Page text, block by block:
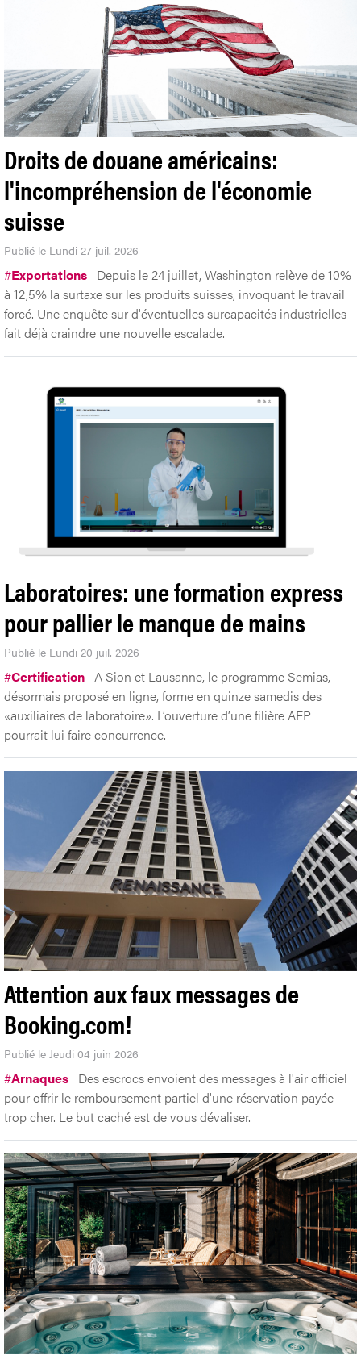
Droits de douane américains:
l'incompréhension de l'économie
suisse
Publié le Lundi 27 juil. 2026
#Exportations Depuis le 24 juillet, Washington relève de 10%
à 12,5% la surtaxe sur les produits suisses, invoquant le travail
forcé. Une enquête sur d'éventuelles surcapacités industrielles
fait déjà craindre une nouvelle escalade.
Laboratoires: une formation express
pour pallier le manque de mains
Publié le Lundi 20 juil. 2026
#Certification A Sion et Lausanne, le programme Semias,
désormais proposé en ligne, forme en quinze samedis des
«auxiliaires de laboratoire». L’ouverture d’une filière AFP
pourrait lui faire concurrence.
Attention aux faux messages de
Booking.com!
Publié le Jeudi 04 juin 2026
#Arnaques Des escrocs envoient des messages à l'air officiel
pour offrir le remboursement partiel d'une réservation payée
trop cher. Le but caché est de vous dévaliser.